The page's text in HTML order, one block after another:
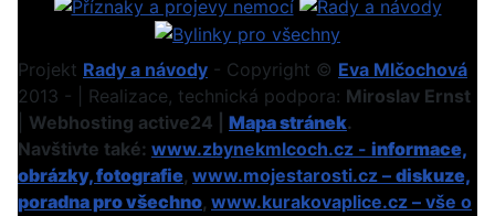
Projekt Rady a návody - Copyright © Eva Mlčochová
2013 - | Realizace, technická podpora: Miroslav Ernst
Webhosting active24 | Mapa stránek.
Navštivte také: www.zbynekmlcoch.cz - informace,
obrázky, fotografie, www.mojestarosti.cz – diskuze,
poradna pro všechno, www.kurakovaplice.cz – vše o